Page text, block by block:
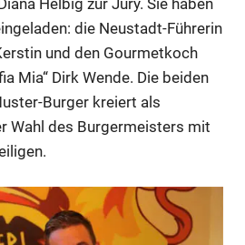
die Neustadt-Führerin
und den Gourmetkoch
Mia“ Dirk Wende. Die beiden
Burger kreiert als
Wahl des Burgermeisters mit